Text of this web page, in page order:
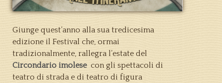
Giunge quest’anno alla sua tredicesima
edizione il Festival che, ormai
tradizionalmente, rallegra l’estate del
Circondario imolese con gli spettacoli di
teatro di strada e di teatro di figura